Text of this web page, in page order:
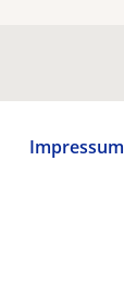
Impressum